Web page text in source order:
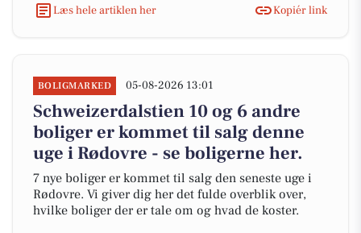
Læs hele artiklen her
Kopiér link
BOLIGMARKED 05-08-2026 13:01
Schweizerdalstien 10 og 6 andre
boliger er kommet til salg denne
uge i Rødovre - se boligerne her.
7 nye boliger er kommet til salg den seneste uge i
Rødovre. Vi giver dig her det fulde overblik over,
hvilke boliger der er tale om og hvad de koster.